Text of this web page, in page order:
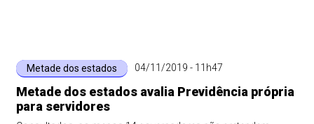
Metade dos estados 04/11/2019 - 11h47
Metade dos estados avalia Previdência própria
para servidores